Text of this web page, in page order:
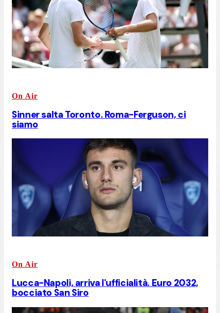
On Air
Sinner salta Toronto. Roma-Ferguson, ci
siamo
On Air
Lucca-Napoli, arriva l'ufficialità. Euro 2032,
bocciato San Siro